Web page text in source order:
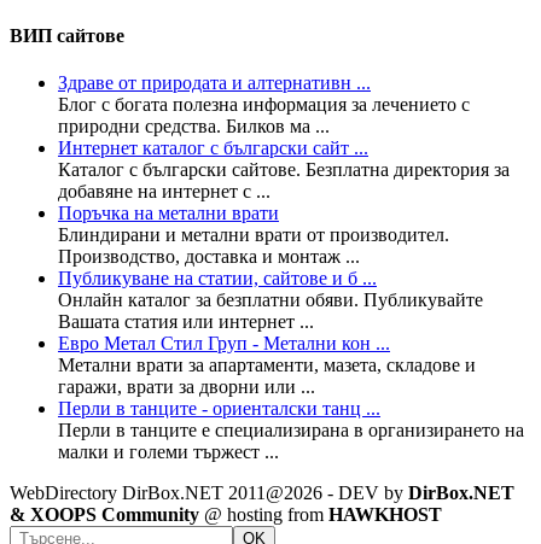
ВИП сайтове
Здраве от природата и алтернативн ...
Блог с богата полезна информация за лечението с
природни средства. Билков ма ...
Интернет каталог с български сайт ...
Каталог с български сайтове. Безплатна директория за
добавяне на интернет с ...
Поръчка на метални врати
Блиндирани и метални врати от производител.
Производство, доставка и монтаж ...
Публикуване на статии, сайтове и б ...
Онлайн каталог за безплатни обяви. Публикувайте
Вашата статия или интернет ...
Евро Метал Стил Груп - Метални кон ...
Метални врати за апартаменти, мазета, складове и
гаражи, врати за дворни или ...
Перли в танците - ориенталски танц ...
Перли в танците е специализирана в организирането на
малки и големи тържест ...
WebDirectory DirBox.NET 2011@2026 - DEV by DirBox.NET
& XOOPS Community @ hosting from HAWKHOST
OK